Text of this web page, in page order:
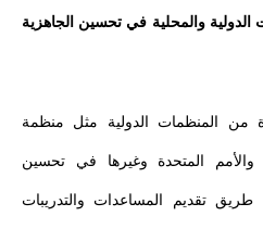
والمحلية في تحسين الجاهزية
من المنظمات الدولية مثل منظمة
والأمم المتحدة وغيرها في تحسين
طريق تقديم المساعدات والتدريبات